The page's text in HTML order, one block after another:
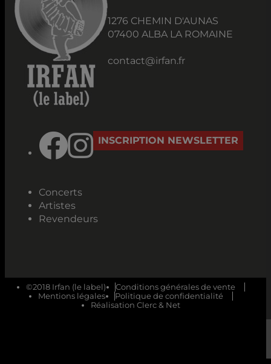
1276 CHEMIN D'AUNAS
07400 ALBA LA ROMAINE
contact@irfan.fr
INSCRIPTION NEWSLETTER
Concerts
Artistes
Revendeurs
©2018 Irfan (le label)
Conditions générales de vente
Mentions légales
Politique de confidentialité
Réalisation Clerc & Net